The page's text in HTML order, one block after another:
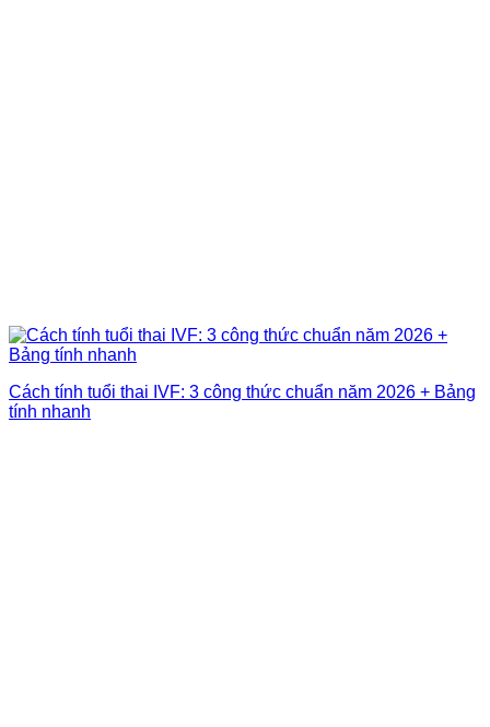
Cách tính tuổi thai IVF: 3 công thức chuẩn năm 2026 + Bảng
tính nhanh